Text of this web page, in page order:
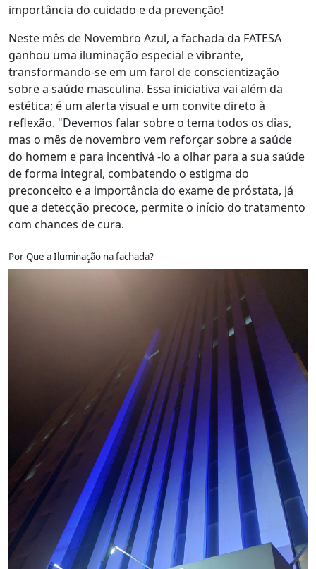
importância do cuidado e da prevenção!
Neste mês de Novembro Azul, a fachada da FATESA
ganhou uma iluminação especial e vibrante,
transformando-se em um farol de conscientização
sobre a saúde masculina. Essa iniciativa vai além da
estética; é um alerta visual e um convite direto à
reflexão. "Devemos falar sobre o tema todos os dias,
mas o mês de novembro vem reforçar sobre a saúde
do homem e para incentivá -lo a olhar para a sua saúde
de forma integral, combatendo o estigma do
preconceito e a importância do exame de próstata, já
que a detecção precoce, permite o início do tratamento
com chances de cura.
Por Que a Iluminação na fachada?